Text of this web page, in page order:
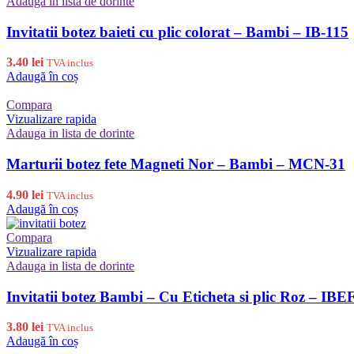
Invitatii botez baieti cu plic colorat – Bambi – IB-115
3.40 lei TVA inclus
Adaugă în coș
Compara
Vizualizare rapida
Adauga in lista de dorinte
Marturii botez fete Magneti Nor – Bambi – MCN-31
4.90 lei TVA inclus
Adaugă în coș
Compara
Vizualizare rapida
Adauga in lista de dorinte
Invitatii botez Bambi – Cu Eticheta si plic Roz –
3.80 lei TVA inclus
Adaugă în coș